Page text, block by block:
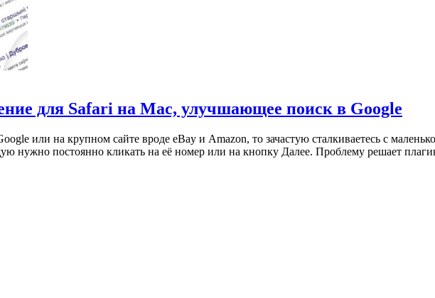
для Safari на Mac, улучшающее поиск в Google
или на крупном сайте вроде eBay и Amazon, то зачастую сталкиваетесь с
нужно постоянно кликать на её номер или на кнопку Далее. Проблему решает